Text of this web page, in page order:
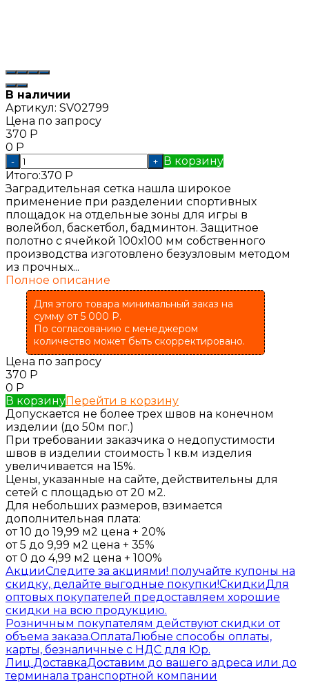
В наличии
Артикул: SV02799
Цена по запросу
370 Р
0 Р
- + В корзину
Итого:370 Р
Заградительная сетка нашла широкое
применение при разделении спортивных
площадок на отдельные зоны для игры в
волейбол, баскетбол, бадминтон. Защитное
полотно с ячейкой 100х100 мм собственного
производства изготовлено безузловым методом
из прочных...
Полное описание
Для этого товара минимальный заказ на
сумму от 5 000 Р.
По согласованию с менеджером
количество может быть скорректировано.
Цена по запросу
370 Р
0 Р
В корзинуПерейти в корзину
Допускается не более трех швов на конечном
изделии (до 50м пог.)
При требовании заказчика о недопустимости
швов в изделии стоимость 1 кв.м изделия
увеличивается на 15%.
Цены, указанные на сайте, действительны для
сетей c площадью от 20 м2.
Для небольших размеров, взимается
дополнительная плата:
от 10 до 19,99 м2 цена + 20%
от 5 до 9,99 м2 цена + 35%
от 0 до 4,99 м2 цена + 100%
АкцииСледите за акциями! получайте купоны на
скидку, делайте выгодные покупки!СкидкиДля
оптовых покупателей предоставляем хорошие
скидки на всю продукцию.
Розничным покупателям действуют скидки от
объема заказа.ОплатаЛюбые способы оплаты,
карты, безналичные с НДС для Юр.
Лиц.ДоставкаДоставим до вашего адреса или до
терминала транспортной компании